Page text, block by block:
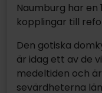
Naumburg har en
kopplingar till
Den gotiska
är idag ett av de
medeltiden och
sevärdheterna